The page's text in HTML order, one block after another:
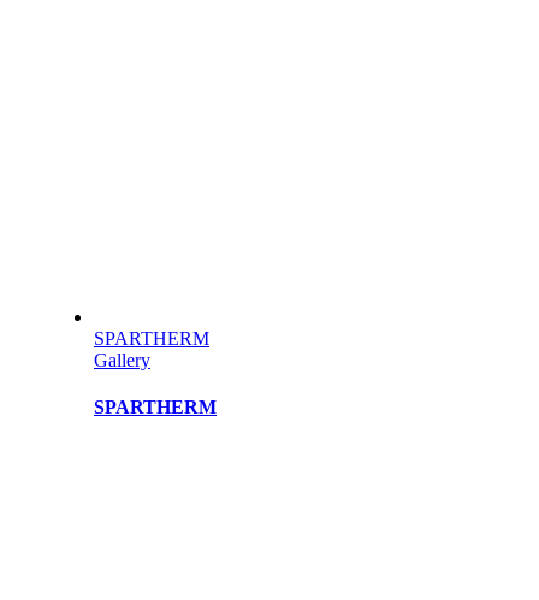
SPARTHERM
Gallery
SPARTHERM